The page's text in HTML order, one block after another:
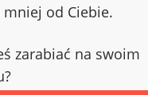
od Ciebie.
zarabiać na swoim